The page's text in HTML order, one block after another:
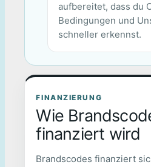
aufbereitet, dass du
Bedingungen und
schneller erkennst.
FINANZIERUNG
Wie
finanziert wird
Brandscodes finanziert